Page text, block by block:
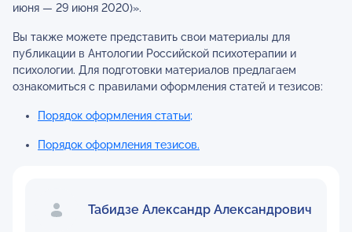
июня — 29 июня 2020)».
Вы также можете представить свои материалы для
публикации в Антологии Российской психотерапии и
психологии. Для подготовки материалов предлагаем
ознакомиться с правилами оформления статей и тезисов:
Порядок оформления статьи;
Порядок оформления тезисов.
Табидзе Александр Александрович